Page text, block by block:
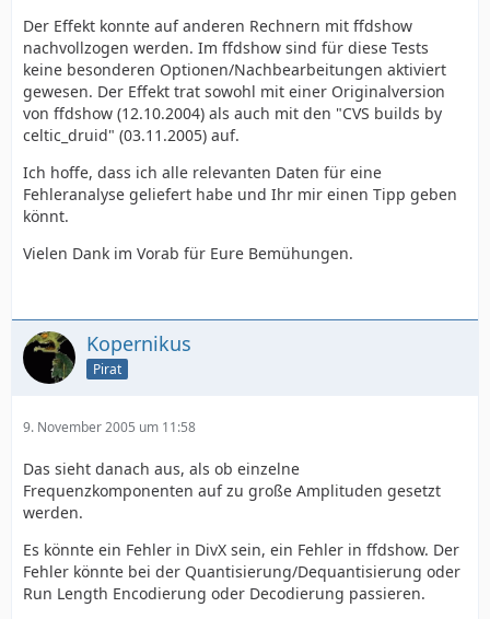
Der Effekt konnte auf anderen Rechnern mit ffdshow
nachvollzogen werden. Im ffdshow sind für diese Tests
keine besonderen Optionen/Nachbearbeitungen aktiviert
gewesen. Der Effekt trat sowohl mit einer Originalversion
von ffdshow (12.10.2004) als auch mit den "CVS builds by
celtic_druid" (03.11.2005) auf.
Ich hoffe, dass ich alle relevanten Daten für eine
Fehleranalyse geliefert habe und Ihr mir einen Tipp geben
könnt.
Vielen Dank im Vorab für Eure Bemühungen.
Kopernikus
Pirat
9. November 2005 um 11:58
Das sieht danach aus, als ob einzelne
Frequenzkomponenten auf zu große Amplituden gesetzt
werden.
Es könnte ein Fehler in DivX sein, ein Fehler in ffdshow. Der
Fehler könnte bei der Quantisierung/Dequantisierung oder
Run Length Encodierung oder Decodierung passieren.